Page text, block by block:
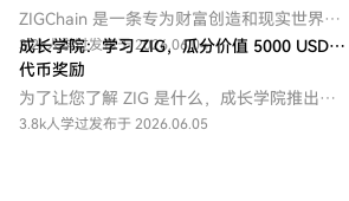
第一步：创建您的HTX账户使用您的电子邮
件、手机号码注册一个免费账户在HTX上。
体验无忧的注册过程并解锁所有平台功能。
立即注册第二步：前往买币页面，选择您的
支付方式信用卡/借记卡购买：使用您的Visa
或Mastercard即时购买ZIGChain（ZIG）。
ZIGChain 是一条专为财富创造和现实世界资
产（RWA）代币化而生的 Layer 1 区块链。
3.2k人学过发布于 2026.06.04
成长学院：学习 ZIG，瓜分价值 5000 USDT
代币奖励
为了让您了解 ZIG 是什么，成长学院推出多
种学习赚币活动。
3.8k人学过发布于 2026.06.05